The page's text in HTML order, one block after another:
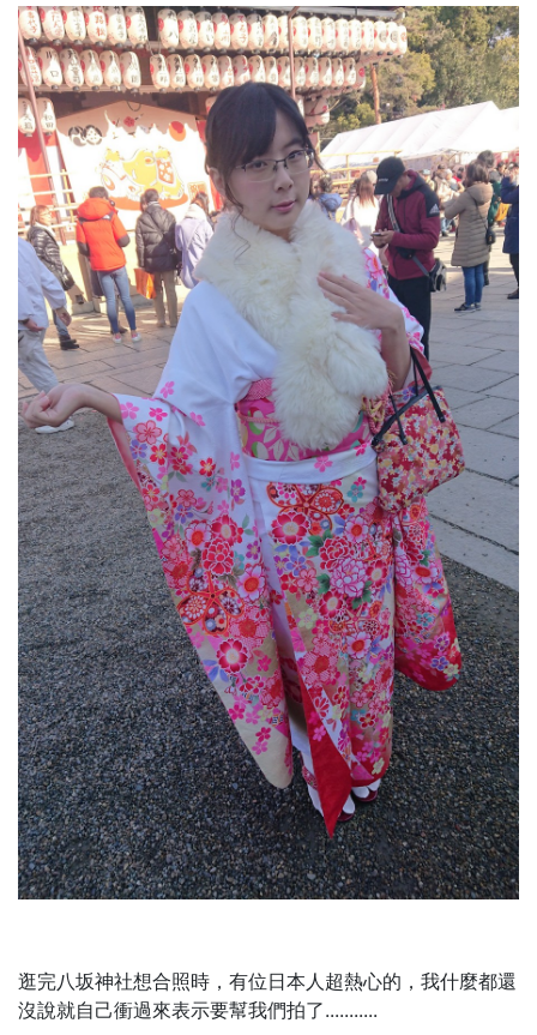
逛完八坂神社想合照時，有位日本人超熱心的，我什麼都還
沒說就自己衝過來表示要幫我們拍了...........